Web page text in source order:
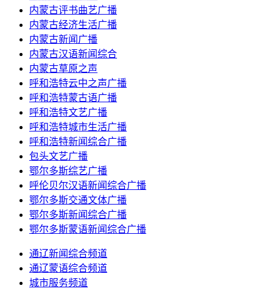
内蒙古评书曲艺广播
内蒙古经济生活广播
内蒙古新闻广播
内蒙古汉语新闻综合
内蒙古草原之声
呼和浩特云中之声广播
呼和浩特蒙古语广播
呼和浩特文艺广播
呼和浩特城市生活广播
呼和浩特新闻综合广播
包头文艺广播
鄂尔多斯综艺广播
呼伦贝尔汉语新闻综合广播
鄂尔多斯交通文体广播
鄂尔多斯新闻综合广播
鄂尔多斯蒙语新闻综合广播
通辽新闻综合频道
通辽蒙语综合频道
城市服务频道